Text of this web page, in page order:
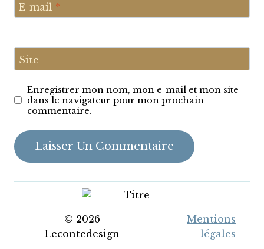
E-mail *
Site
Enregistrer mon nom, mon e-mail et mon site
dans le navigateur pour mon prochain
commentaire.
© 2026
Lecontedesign
Mentions
légales